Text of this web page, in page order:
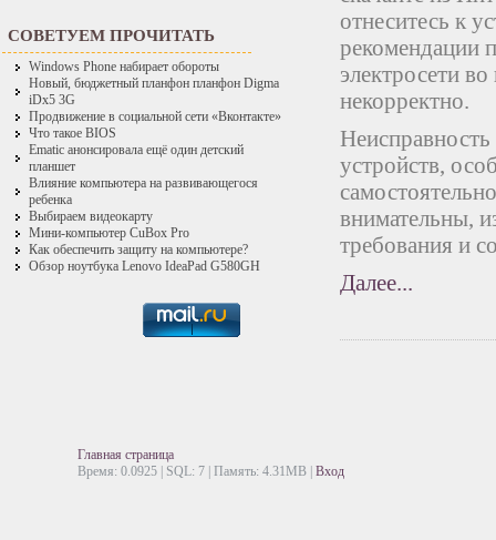
СОВЕТУЕМ ПРОЧИТАТЬ
Windows Phone набирает обороты
Новый, бюджетный планфон планфон Digma
iDx5 3G
Продвижение в социальной сети «Вконтакте»
Что такое BIOS
Ematic анонсировала ещё один детский
планшет
Влияние компьютера на развивающегося
ребенка
Выбираем видеокарту
Мини-компьютер CuBox Pro
Как обеспечить защиту на компьютере?
Обзор ноутбука Lenovo IdeaPad G580GH
отнеситесь к
рекомендации
электросети
некорректно.
устройств,
внимательны,
требования и
Далее...
Главная страница
Время: 0.0925 | SQL: 7 | Память: 4.31MB Вход